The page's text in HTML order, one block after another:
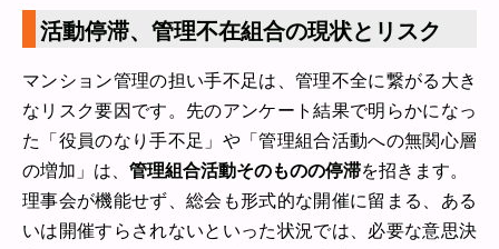
活動停滞、管理不在組合の現状とリスク
マンション管理の担い手不足は、管理不全に繋がる大き
なリスク要因です。先のアンケート結果で明らかになっ
た「役員のなり手不足」や「管理組合活動への無関心層
の増加」は、 管理組合活動そのものの停滞を招きます。
理事会が機能せず、総会も形式的な開催に留まる、ある
いは開催すらされないといった状況では、必要な意思決